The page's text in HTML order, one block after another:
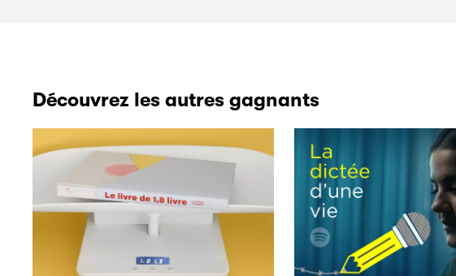
Découvrez les autres gagnants